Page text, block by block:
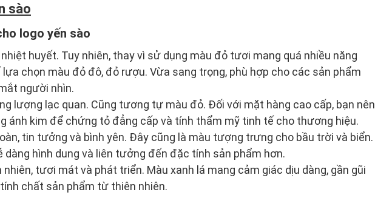
sào
logo yến sào
huyết. Tuy nhiên, thay vì sử dụng màu đỏ tươi mang quá nhiều năng
chọn màu đỏ đô, đỏ rượu. Vừa sang trọng, phù hợp cho các sản phẩm
người nhìn.
lượng lạc quan. Cũng tương tự màu đỏ. Đối với mặt hàng cao cấp, bạn nên
ánh kim để chứng tỏ đẳng cấp và tính thẩm mỹ tinh tế cho thương hiệu.
tin tưởng và bình yên. Đây cũng là màu tượng trưng cho bầu trời và biển.
dàng hình dung và liên tưởng đến đặc tính sản phẩm hơn.
nhiên, tươi mát và phát triển. Màu xanh lá mang cảm giác dịu dàng, gần gũi
chất sản phẩm từ thiên nhiên.